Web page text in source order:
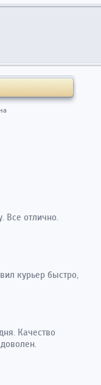
Все отлично.
курьер быстро,
Качество